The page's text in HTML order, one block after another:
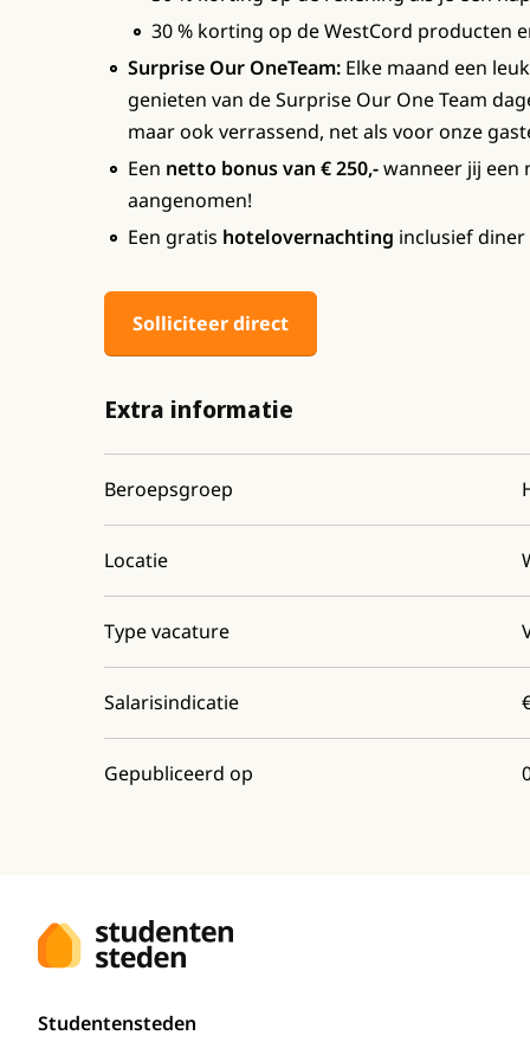
30 % korting op de WestCord producten
Surprise Our OneTeam: Elke maand een
genieten van de Surprise Our One Team
maar ook verrassend, net als voor onze
Een netto bonus van € 250,-wanneer jij een
aangenomen!
Een gratis hotelovernachting inclusief
Solliciteer direct
Extra informatie
Beroepsgroep
Locatie
Type vacature
Salarisindicatie
Gepubliceerd op
Studentensteden